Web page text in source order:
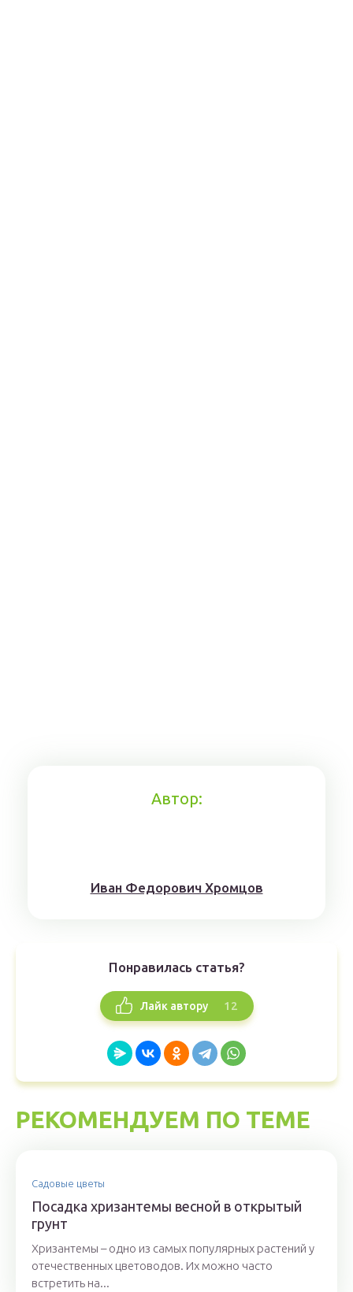
Автор:
Иван Федорович Хромцов
Понравилась статья?
Лайк автору 12
РЕКОМЕНДУЕМ ПО ТЕМЕ
Садовые цветы
Посадка хризантемы весной в открытый
грунт
Хризантемы – одно из самых популярных растений у
отечественных цветоводов. Их можно часто
встретить на...